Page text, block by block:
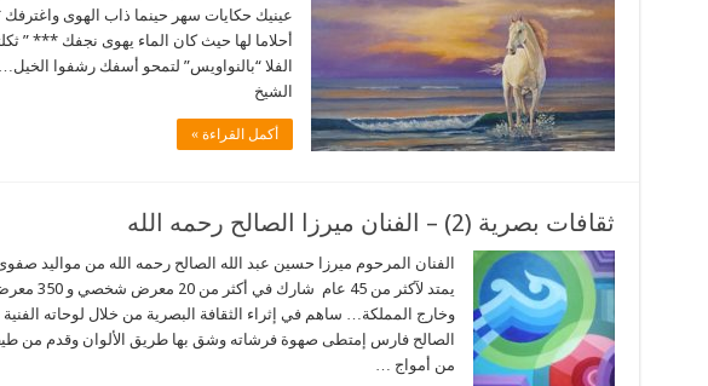
عينيك حكايات سهر حينما ذاب الهوى
أحلاما لها حيث كان الماء يهوى نجفك *** ”
الفلا “بالنواويس” لتمحو أسفك رشفوا
الشيخ
أكمل القراءة »
ثقافات بصرية (2) – الفنان ميرزا الصالح رحمه الله
الفنان المرحوم ميرزا حسين عبد الله الصالح رحمه الله من مواليد
يمتد لآكثر من
وخارج المملكة… ساهم في إثراء الثقافة البصرية من خلال لوحاته الفنية
الصالح فارس إمتطى صهوة فرشاته وشق بها طريق الألوان وقدم من طيف
من أمواج …